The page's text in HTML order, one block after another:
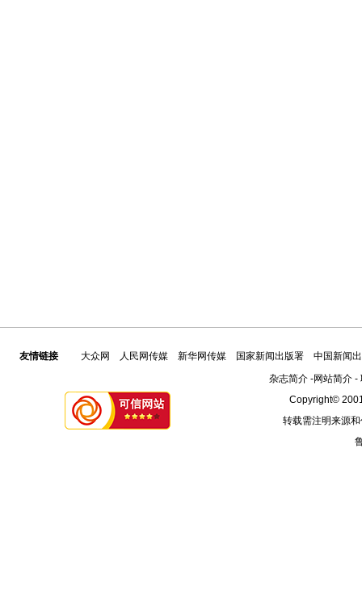
友情链接 大众网 人民网传媒 新华网传媒 国家新闻出版署
中国新闻
杂志简介-网站简介-
Copyright©
转载需注明来源